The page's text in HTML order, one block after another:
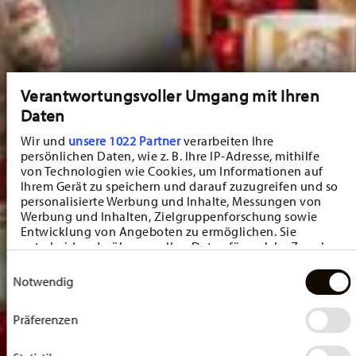
Verantwortungsvoller Umgang mit Ihren
Daten
Wir und unsere 1022 Partnerverarbeiten Ihre
persönlichen Daten, wie z. B. Ihre IP-Adresse, mithilfe
von Technologien wie Cookies, um Informationen auf
Ihrem Gerät zu speichern und darauf zuzugreifen und so
personalisierte Werbung und Inhalte, Messungen von
Werbung und Inhalten, Zielgruppenforschung sowie
Entwicklung von Angeboten zu ermöglichen. Sie
entscheiden darüber, wer Ihre Daten für welche Zwecke
Cookie-Erklärung oder durch Klicken auf das Privacy
Trigger Symbol ändern oder widerrufen
Wenn Sie es erlauben, würden wir auch gerne:
Notwendig
Präferenzen